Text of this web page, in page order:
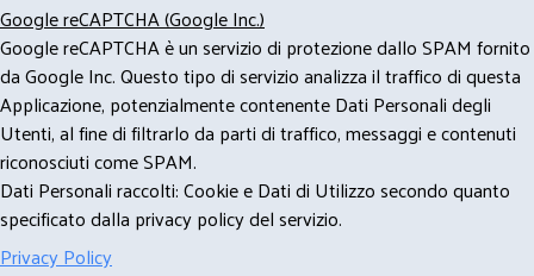
Google reCAPTCHA (Google Inc.)
Google reCAPTCHA è un servizio di protezione dallo SPAM fornito
da Google Inc. Questo tipo di servizio analizza il traffico di questa
Applicazione, potenzialmente contenente Dati Personali degli
Utenti, al fine di filtrarlo da parti di traffico, messaggi e contenuti
riconosciuti come SPAM.
Dati Personali raccolti: Cookie e Dati di Utilizzo secondo quanto
specificato dalla privacy policy del servizio.
Privacy Policy